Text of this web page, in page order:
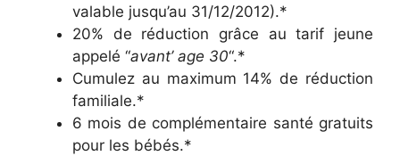
valable jusqu’au 31/12/2012).*
20% de réduction grâce au tarif jeune
appelé “avant’ age 30“.*
Cumulez au maximum 14% de réduction
familiale.*
6 mois de complémentaire santé gratuits
pour les bébés.*